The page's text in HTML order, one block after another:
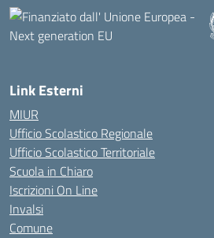
Link Esterni
MIUR
Ufficio Scolastico Regionale
Ufficio Scolastico Territoriale
Scuola in Chiaro
Iscrizioni On Line
Invalsi
Comune